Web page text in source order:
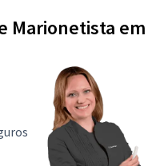
Marionetista em